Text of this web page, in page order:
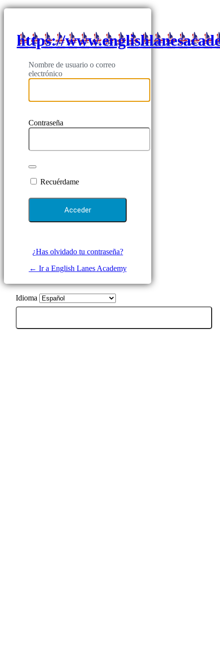
https://
Nombre de usuario o correo
electrónico
Contraseña
Recuérdame
¿Has olvidado tu contraseña?
← Ir a English Lanes Academy
Idioma